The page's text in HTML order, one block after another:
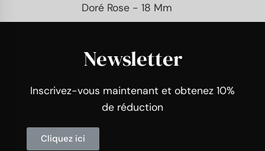
Doré Rose - 18 Mm
Newsletter
Inscrivez-vous maintenant et obtenez 10%
de réduction
Cliquez ici